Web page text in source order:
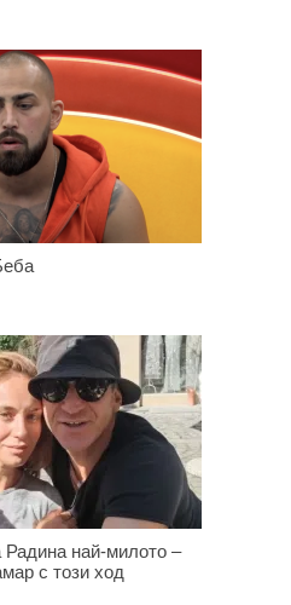
Радина най-милото –
с този ход